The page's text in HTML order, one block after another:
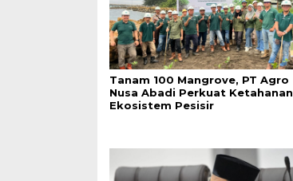
Tanam 100 Mangrove, PT Agro
Nusa Abadi Perkuat Ketahanan
Ekosistem Pesisir